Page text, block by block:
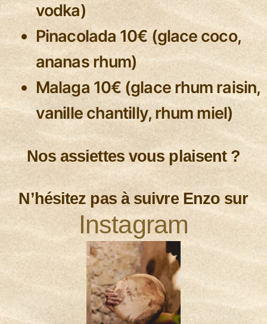
vodka)
Pinacolada 10€ (glace coco,
ananas rhum)
Malaga 10€ (glace rhum raisin,
vanille chantilly, rhum miel)
Nos assiettes vous plaisent ?
N’hésitez pas à suivre Enzo sur
Instagram